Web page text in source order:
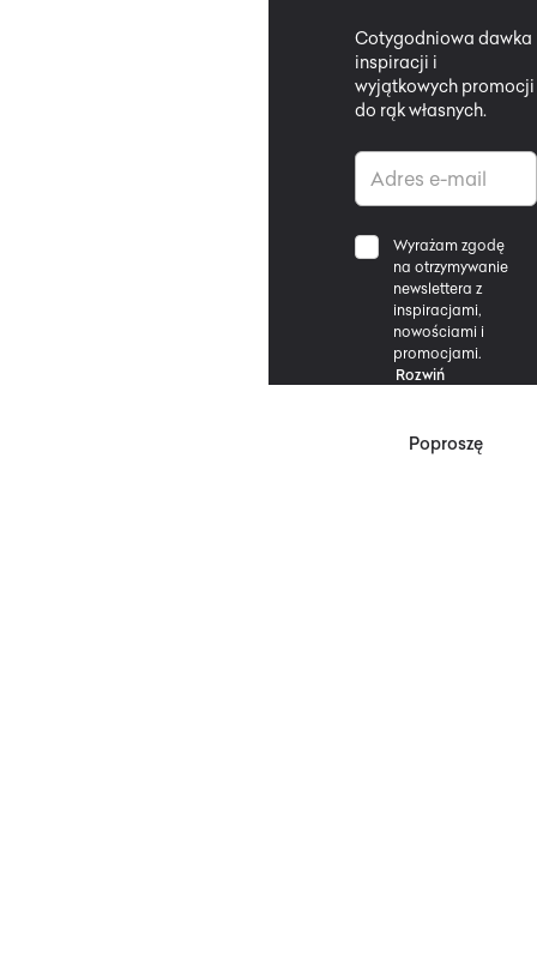
Cotygodniowa dawka
inspiracji i
wyjątkowych promocji
do rąk własnych.
Wyrażam zgodę
na otrzymywanie
newslettera z
inspiracjami,
nowościami i
promocjami.
Rozwiń
Poproszę